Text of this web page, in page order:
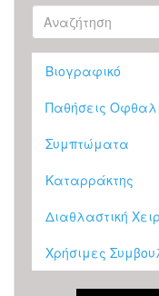
Φόρμα
Αναζήτηση
Βιογραφικό
Παθήσεις
Συμπτώματα
Καταρράκτης
Διαθλαστική
Χρήσιμες